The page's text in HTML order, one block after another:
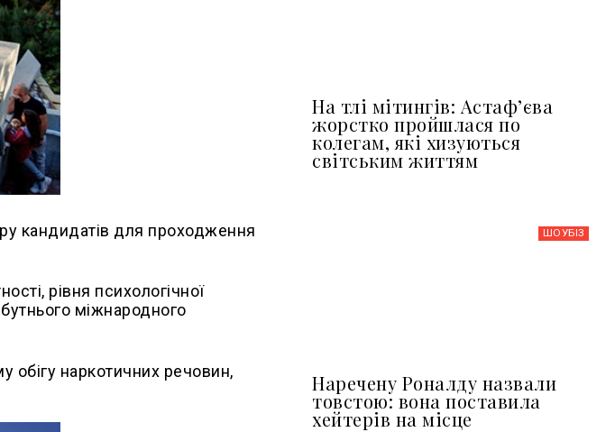
кандидатів для проходження
рівня психологічної
міжнародного
обігу наркотичних речовин,
На тлі мітингів: Астафʼєва
жорстко пройшлася по
колегам, які хизуються
світським життям
ШОУБIЗ
Наречену Роналду назвали
товстою: вона поставила
хейтерів на місце